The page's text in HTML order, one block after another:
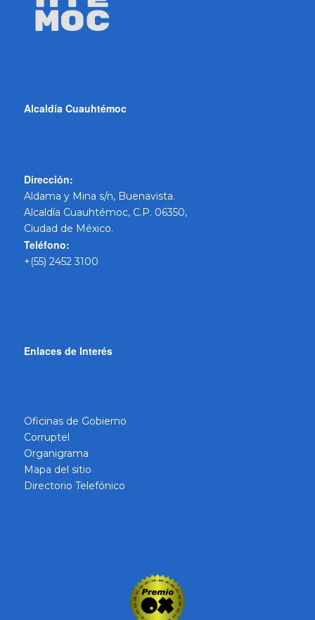
Alcaldía Cuauhtémoc
Dirección:
Aldama y Mina s/n, Buenavista.
Alcaldía Cuauhtémoc, C.P. 06350,
Ciudad de México.
Teléfono:
+(55) 2452 3100
Enlaces de Interés
Oficinas de Gobierno
Corruptel
Organigrama
Mapa del sitio
Directorio Telefónico